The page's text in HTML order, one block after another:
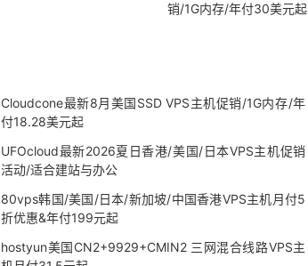
销/1G内存/年付30美元起
Cloudcone最新8月美国SSD VPS主机促销/1G内存/年
付18.28美元起
UFOcloud最新2026夏日香港/美国/日本VPS主机促销
活动/适合建站与办公
80vps韩国/美国/日本/新加坡/中国香港VPS主机月付5
折优惠&年付199元起
hostyun美国CN2+9929+CMIN2 三网混合线路VPS主